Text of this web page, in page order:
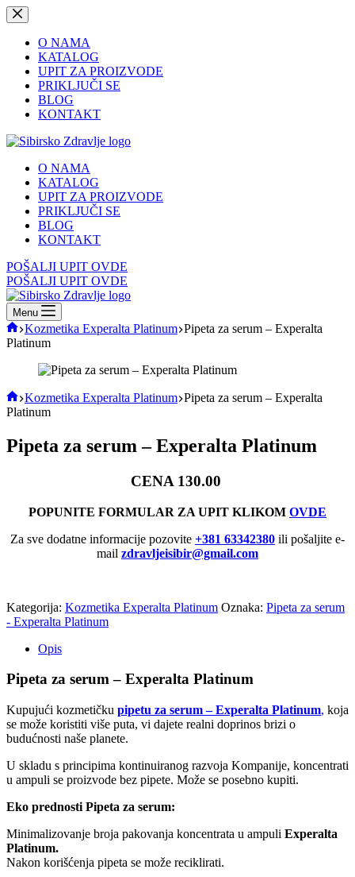
Skip
to
contentO NAMA
KATALOG
UPIT ZA PROIZVODE
PRIKLJUČI SE
BLOG
KONTAKT
O NAMA
KATALOG
UPIT ZA PROIZVODE
PRIKLJUČI SE
BLOG
KONTAKT
POŠALJI UPIT OVDE
POŠALJI UPIT OVDE
Menu
Home
Kozmetika Experalta Platinum Pipeta za serum – Experalta
Platinum
Home
Kozmetika Experalta Platinum Pipeta za serum – Experalta
Platinum
Pipeta za serum – Experalta Platinum
CENA 130.00
POPUNITE FORMULAR ZA UPIT KLIKOM OVDE
Za sve dodatne informacije pozovite +381 63342380 ili pošaljite e-
mail zdravljeisibir@gmail.com
Kategorija: Kozmetika Experalta Platinum Oznaka: Pipeta za serum
- Experalta Platinum
Opis
Pipeta za serum – Experalta Platinum
Kupujući kozmetičku pipetu za serum – Experalta Platinum, koja
se može koristiti više puta, vi dajete realni doprinos brizi o
budućnosti naše planete.
U skladu s principima kontinuiranog razvoja Kompanije, koncentrati
u ampuli se proizvode bez pipete. Može se posebno kupiti.
Eko prednosti Pipeta za serum:
Minimalizovanje broja pakovanja koncentrata u ampuli Experalta
Platinum.
Nakon korišćenja pipeta se može reciklirati.